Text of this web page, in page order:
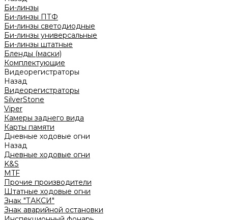
Би-линзы
Би-линзы ПТФ
Би-линзы светодиодные
Би-линзы универсальные
Би-линзы штатные
Бленды (маски)
Комплектующие
Видеорегистраторы
Назад
Видеорегистраторы
SilverStone
Viper
Камеры заднего вида
Карты памяти
Дневные ходовые огни
Назад
Дневные ходовые огни
K&S
MTF
Прочие производители
Штатные ходовые огни
Знак "ТАКСИ"
Знак аварийной остановки